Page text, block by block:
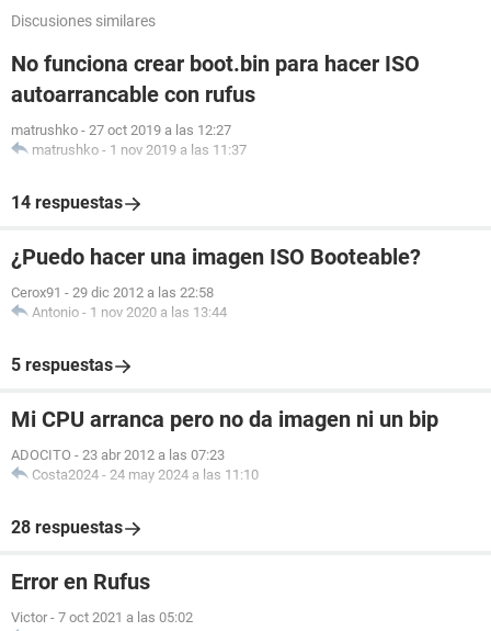
Discusiones similares
No funciona crear boot.bin para hacer ISO
autoarrancable con rufus
matrushko - 27 oct 2019 a las 12:27
matrushko - 1 nov 2019 a las 11:37
14 respuestas
¿Puedo hacer una imagen ISO Booteable?
Cerox91 - 29 dic 2012 a las 22:58
Antonio - 1 nov 2020 a las 13:44
5 respuestas
Mi CPU arranca pero no da imagen ni un bip
ADOCITO - 23 abr 2012 a las 07:23
Costa2024 - 24 may 2024 a las 11:10
28 respuestas
Error en Rufus
Victor - 7 oct 2021 a las 05:02